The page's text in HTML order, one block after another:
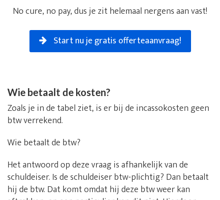
No cure, no pay, dus je zit helemaal nergens aan vast!
Start nu je gratis offerteaanvraag!
Wie betaalt de kosten?
Zoals je in de tabel ziet, is er bij de incassokosten geen
btw verrekend.
Wie betaalt de btw?
Het antwoord op deze vraag is afhankelijk van de
schuldeiser. Is de schuldeiser btw-plichtig? Dan betaalt
hij de btw. Dat komt omdat hij deze btw weer kan